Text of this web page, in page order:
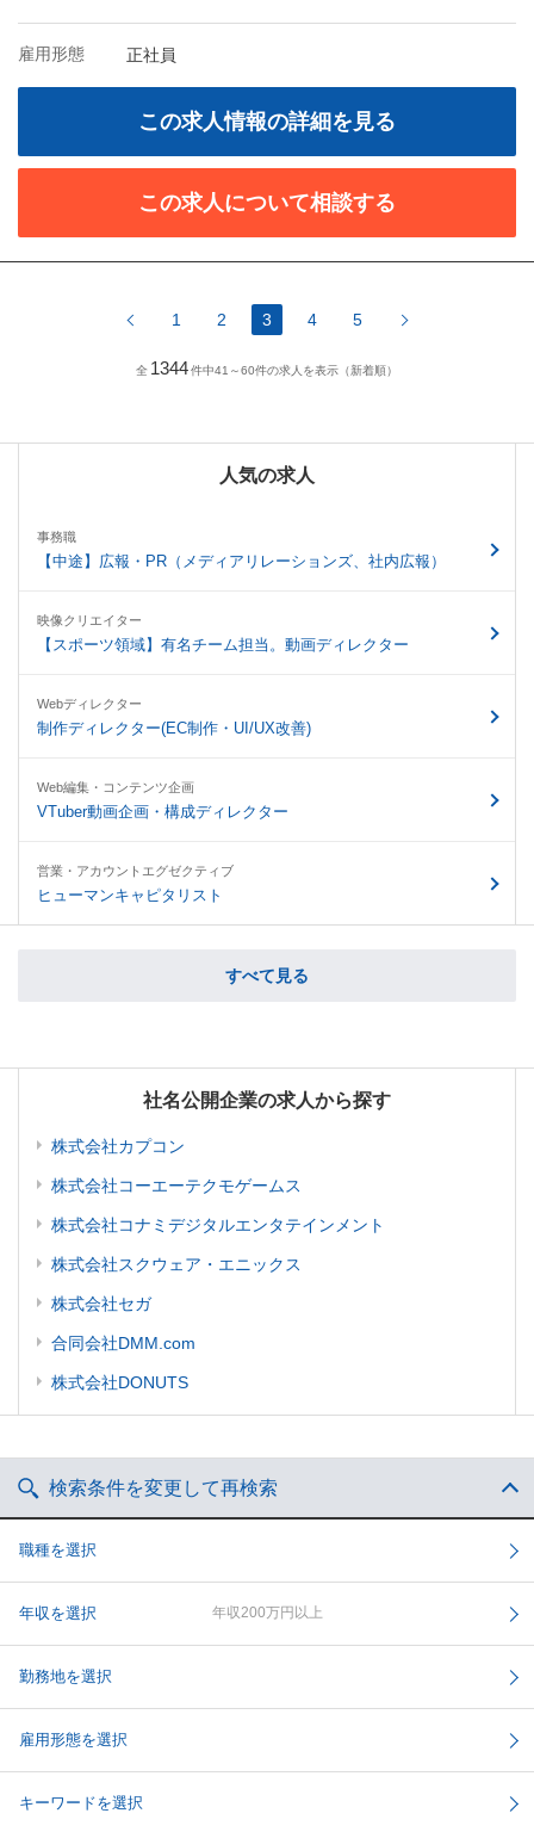
雇用形態 正社員
この求人情報の詳細を見る
この求人について相談する
1 2 3 4 5
全 1344件中41～60件の求人を表示（新着順）
人気の求人
事務職
【中途】広報・PR（メディアリレーションズ、社内広報）
映像クリエイター
【スポーツ領域】有名チーム担当。動画ディレクター
Webディレクター
制作ディレクター(EC制作・UI/UX改善)
Web編集・コンテンツ企画
VTuber動画企画・構成ディレクター
営業・アカウントエグゼクティブ
ヒューマンキャピタリスト
すべて見る
社名公開企業の求人から探す
株式会社カプコン
株式会社コーエーテクモゲームス
株式会社コナミデジタルエンタテインメント
株式会社スクウェア・エニックス
株式会社セガ
合同会社DMM.com
株式会社DONUTS
検索条件を変更して再検索
職種を選択
年収を選択 年収200万円以上
勤務地を選択
雇用形態を選択
キーワードを選択